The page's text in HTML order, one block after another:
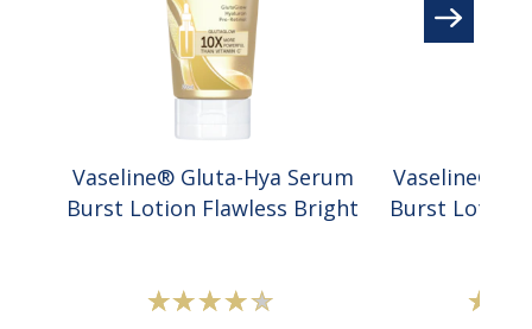
Vaseline® Gluta-Hya Serum
Burst Lotion Flawless Bright
Peringkat
Vaseline®
Burst Lotion